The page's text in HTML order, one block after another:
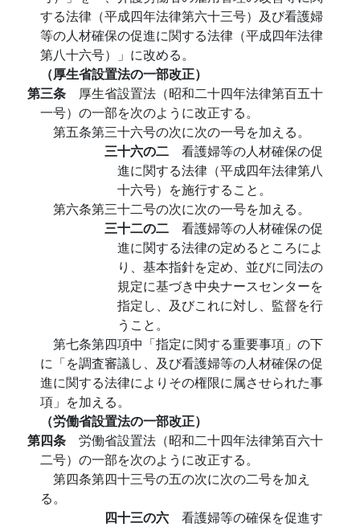
する法律（平成四年法律第六十三号）及び看護婦
等の人材確保の促進に関する法律（平成四年法律
第八十六号）」に改める。
（厚生省設置法の一部改正）
第三条 厚生省設置法（昭和二十四年法律第百五十
一号）の一部を次のように改正する。
第五条第三十六号の次に次の一号を加える。
三十六の二 看護婦等の人材確保の促
進に関する法律（平成四年法律第八
十六号）を施行すること。
第六条第三十二号の次に次の一号を加える。
三十二の二 看護婦等の人材確保の促
進に関する法律の定めるところによ
り、基本指針を定め、並びに同法の
規定に基づき中央ナースセンターを
指定し、及びこれに対し、監督を行
うこと。
第七条第四項中「指定に関する重要事項」の下
に「を調査審議し、及び看護婦等の人材確保の促
進に関する法律によりその権限に属させられた事
項」を加える。
（労働省設置法の一部改正）
第四条 労働省設置法（昭和二十四年法律第百六十
二号）の一部を次のように改正する。
第四条第四十三号の五の次に次の二号を加え
る。
四十三の六 看護婦等の確保を促進す